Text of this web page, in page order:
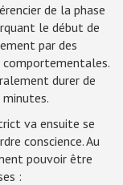
de la phase
le début de
par des
durer de
minutes.
va ensuite se
conscience. Au
pouvoir être
: